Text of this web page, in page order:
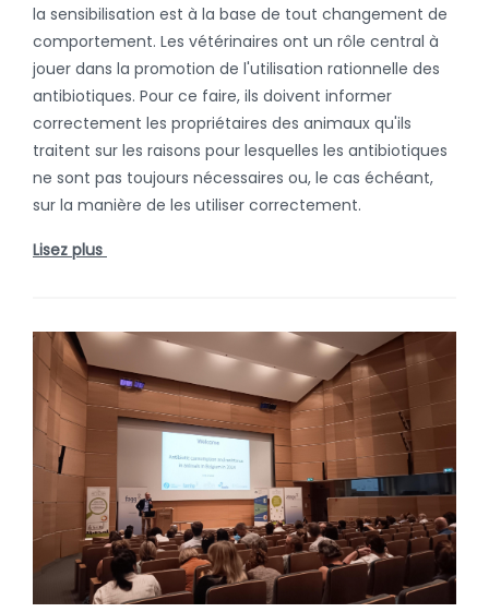
la sensibilisation est à la base de tout changement de
comportement. Les vétérinaires ont un rôle central à
jouer dans la promotion de l'utilisation rationnelle des
antibiotiques. Pour ce faire, ils doivent informer
correctement les propriétaires des animaux qu'ils
traitent sur les raisons pour lesquelles les antibiotiques
ne sont pas toujours nécessaires ou, le cas échéant,
sur la manière de les utiliser correctement.
Lisez plus